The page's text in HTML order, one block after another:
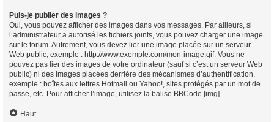
Puis-je publier des images ?
Oui, vous pouvez afficher des images dans vos messages. Par ailleurs, si
l’administrateur a autorisé les fichiers joints, vous pouvez charger une image
sur le forum. Autrement, vous devez lier une image placée sur un serveur
Web public, exemple : http://www.exemple.com/mon-image.gif. Vous ne
pouvez pas lier des images de votre ordinateur (sauf si c’est un serveur Web
public) ni des images placées derrière des mécanismes d’authentification,
exemple : boîtes aux lettres Hotmail ou Yahoo!, sites protégés par un mot de
passe, etc. Pour afficher l’image, utilisez la balise BBCode [img].
Haut